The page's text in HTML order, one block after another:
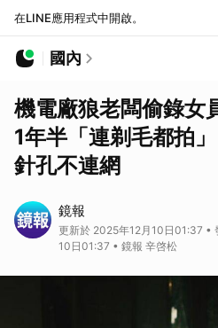
在LINE應用程式中開啟。
國內
機電廠狼老闆偷錄女
1年半「連剃毛都拍
針孔不連網
鏡報
更新於 2025年12月10日01:37 •
10日01:37 • 鏡報 辛啓松